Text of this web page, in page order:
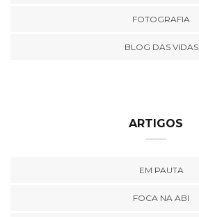
FOTOGRAFIA
BLOG DAS VIDAS
ARTIGOS
EM PAUTA
FOCA NA ABI